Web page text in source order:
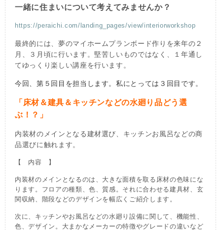
一緒に住まいについて考えてみませんか？
https://peraichi.com/landing_pages/view/interiorworkshop
最終的には、夢のマイホームプランボード作りを来年の２
月、３月頃に行います。堅苦しいものではなく、１年通し
てゆっくり楽しい講座を行います。
今回、第５ 回目を担当します。私にとっては３回目です。
「床材＆建具＆キッチンなどの水廻り品どう選
ぶ！？」
内装材のメインとなる建材選び、キッチンお風呂などの商
品選びに触れます。
【 内容 】
内装材のメインとなるのは、大きな面積を取る床材の色味にな
ります。フロアの種類、色、質感。それに合わせる建具材、玄
関収納、階段などのデザインを幅広くご紹介します。
次に、キッチンやお風呂などの水廻り設備に関して、機能性、
色、デザイン。大まかなメーカーの特徴やグレードの違いなど